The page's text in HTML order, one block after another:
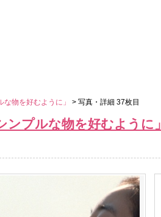
な物を好むように」 > 写真・詳細 37枚目
ンプルな物を好むように」